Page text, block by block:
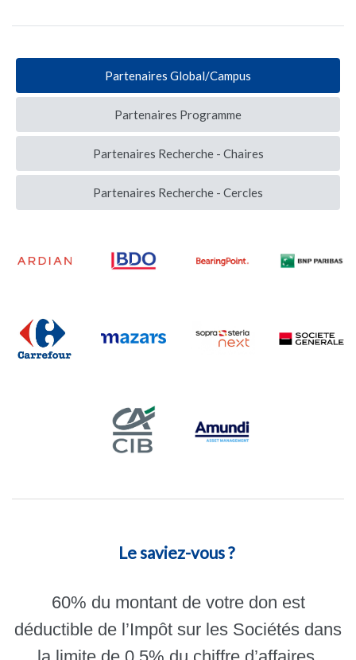
Partenaires Global/Campus
Partenaires Programme
Partenaires Recherche - Chaires
Partenaires Recherche - Cercles
Le saviez-vous ?
60% du montant de votre don est
déductible de l’Impôt sur les Sociétés dans